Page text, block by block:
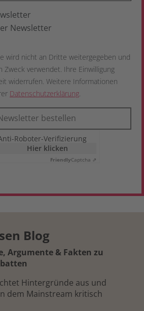
Newsletter
wird nicht an Dritte weitergegeben und
Zweck verwendet. Ihre Einwilligung
widerrufen. Weitere Informationen
Datenschutzerklärung.
bestellen
Roboter-Verifizierung
Hier klicken
FriendlyCaptcha ⇗
Blog
Argumente & Fakten zu
Hintergründe aus und
dem Mainstream kritisch